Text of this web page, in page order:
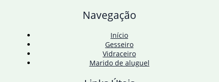
risco
Navegação
Início
Gesseiro
Vidraceiro
Marido de aluguel